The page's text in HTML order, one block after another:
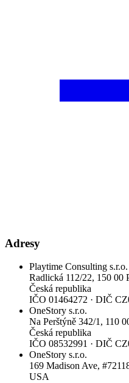
Adresy
Playtime Consulting s.r.o.
Radlická 112/22, 150 00
Česká republika
IČO 01464272 · DIČ
OneStory s.r.o.
Na Perštýně 342/1, 110
Česká republika
IČO 08532991 · DIČ
OneStory s.r.o.
169 Madison Ave,
USA